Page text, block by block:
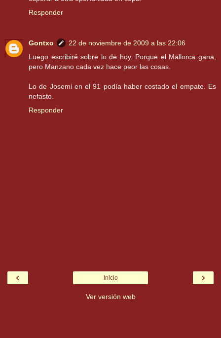
Responder
Gontxo
22 de noviembre de 2009 a las 22:06
Luego escribiré sobre lo de hoy. Porque el Mallorca gana,
pero Manzano cada vez hace peor las cosas.
Lo de Josemi en el 91 podía haber costado el empate. Es
nefasto.
Responder
‹ ›
Inicio
Ver versión web